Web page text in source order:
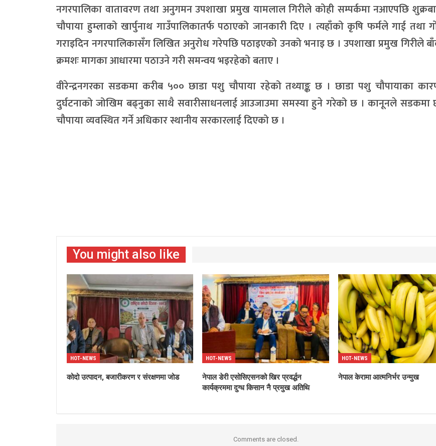
नगरपालिका वातावरण तथा अनुगमन उपशाखा प्रमुख यामलाल गिरीले कोही सम्पर्कमा नआएपछि
चौपाया हुम्लाको खार्पुनाथ गाउँपालिकातर्फ पठाएको जानकारी दिए । त्यहाँको कृषि फर्मले गाई तथा
गराइदिन नगरपालिकासँग लिखित अनुरोध गरेपछि पठाइएको उनको भनाइ छ । उपशाखा प्रमुख गिरीले
क्रमशः मागका आधारमा पठाउने गरी समन्वय भइरहेको बताए ।
वीरेन्द्रनगरका सडकमा करीब ५०० छाडा पशु चौपाया रहेको तथ्याङ्क छ । छाडा पशु चौपायाका
दुर्घटनाको जोखिम बढ्नुका साथै सवारीसाधनलाई आउजाउमा समस्या हुने गरेको छ । कानूनले सडकमा
चौपाया व्यवस्थित गर्ने अधिकार स्थानीय सरकारलाई दिएको छ ।
You might also like
HOT-NEWS
कोदो उत्पादन, बजारीकरण र संरक्षणमा जोड
HOT-NEWS
नेपाल डेरी एसोसिएसनको खिर प्रवर्द्धन
कार्यक्रममा दुग्ध किसान नै प्रमुख अतिथि
HOT-NEWS
नेपाल केरामा आत्मनिर्भर उन्मुख
Comments are closed.